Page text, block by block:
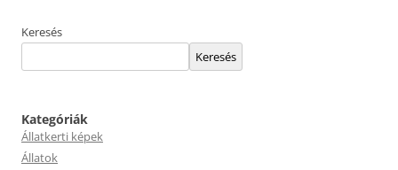
Keresés
Keresés
Kategóriák
Állatkerti képek
Állatok